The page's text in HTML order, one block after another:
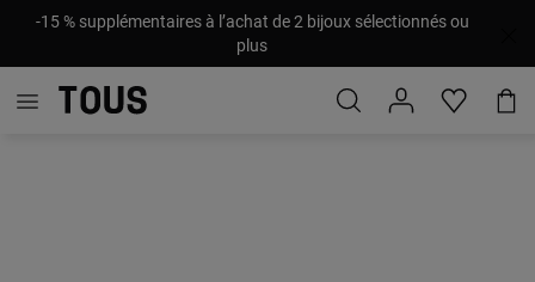
-15 % supplémentaires à l’achat de 2 bijoux sélectionnés ou
plus